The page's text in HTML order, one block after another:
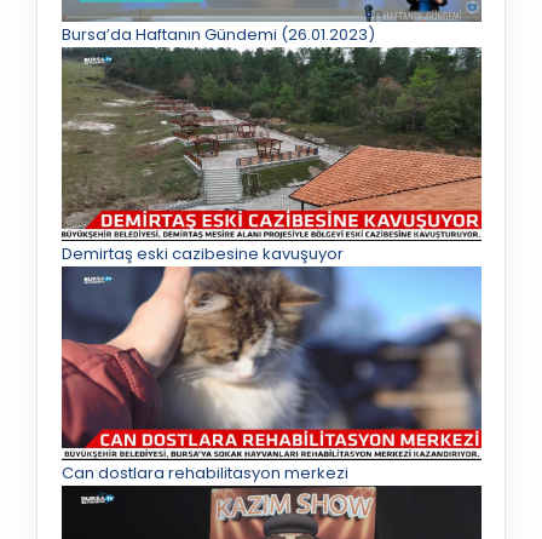
Bursa’da Haftanın Gündemi (26.01.2023)
Demirtaş eski cazibesine kavuşuyor
Can dostlara rehabilitasyon merkezi